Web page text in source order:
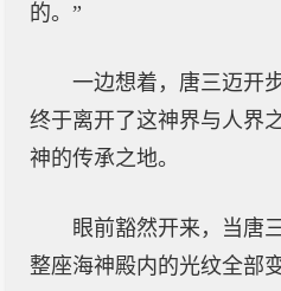
的。”
一边想着，唐三迈开
终于离开了这神界与人界
神的传承之地。
眼前豁然开来，当唐
整座海神殿内的光纹全部